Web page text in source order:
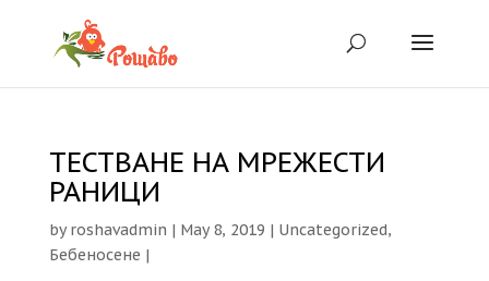
ТЕСТВАНЕ НА МРЕЖЕСТИ
РАНИЦИ
byroshavadmin | May 8, 2019 | Uncategorized,
Бебеносене |